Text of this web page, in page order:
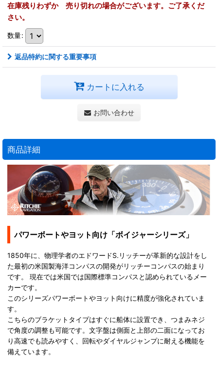
在庫残りわずか 売り切れの場合がございます。ご了承くだ
さい。
数量:
返品特約に関する重要事項
カートに入れる
お問い合わせ
商品詳細
パワーボートやヨット向け「ボイジャーシリーズ」
1850年に、物理学者のエドワードS.リッチーが革新的な設計をし
た最初の米国製海洋コンパスの開発がリッチーコンパスの始まり
です。 現在では米国では国際標準コンパスと認められているメー
カーです。
このシリーズパワーボートやヨット向けに精度が強化されていま
す。
こちらのブラケットタイプはすぐに船体に設置でき、つまみネジ
で角度の調整も可能です。文字盤は側面と上部の二面になってお
り高速でも読みやすく、回転やダイヤルジャンプに耐える機能を
備えています。